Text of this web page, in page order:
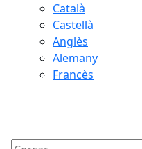
Català
Castellà
Anglès
Alemany
Francès